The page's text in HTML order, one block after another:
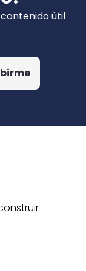
fondos
de otras
útil